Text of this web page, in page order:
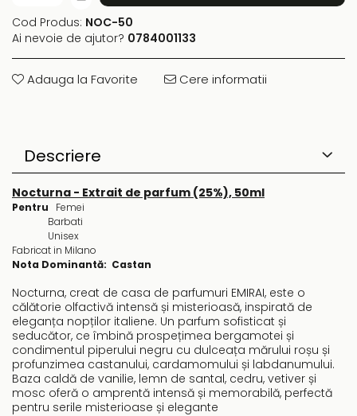
Cod Produs: NOC-50
Ai nevoie de ajutor? 0784001133
Adauga la Favorite Cere informatii
Descriere
Nocturna - Extrait de parfum (25%), 50ml
Pentru Femei
Barbati
Unisex
Fabricat in Milano
Nota Dominantă: Castan
Nocturna, creat de casa de parfumuri EMIRAI, este o
călătorie olfactivă intensă și misterioasă, inspirată de
eleganța nopților italiene. Un parfum sofisticat și
seducător, ce îmbină prospețimea bergamotei și
condimentul piperului negru cu dulceața mărului roșu și
profunzimea castanului, cardamomului și labdanumului.
Baza caldă de vanilie, lemn de santal, cedru, vetiver și
mosc oferă o amprentă intensă și memorabilă, perfectă
pentru serile misterioase și elegante